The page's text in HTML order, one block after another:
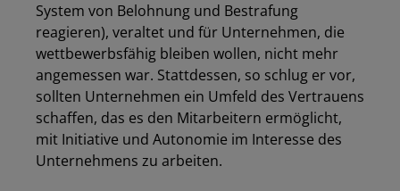
System von Belohnung und Bestrafung
reagieren), veraltet und für Unternehmen, die
wettbewerbsfähig bleiben wollen, nicht mehr
angemessen war. Stattdessen, so schlug er vor,
sollten Unternehmen ein Umfeld des Vertrauens
schaffen, das es den Mitarbeitern ermöglicht,
mit Initiative und Autonomie im Interesse des
Unternehmens zu arbeiten.